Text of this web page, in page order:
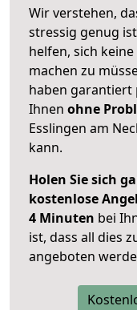
Wir verstehen,
stressig genug
helfen, sich
machen zu
haben garantiert
Ihnen ohne
Esslingen am
kann.
Holen Sie sich
kostenlose
4 Minuten bei
ist, dass all dies
angeboten